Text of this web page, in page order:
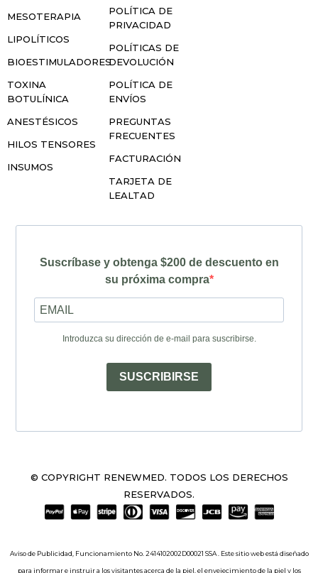
MESOTERAPIA
LIPOLÍTICOS
BIOESTIMULADORES
TOXINA
BOTULÍNICA
ANESTÉSICOS
HILOS TENSORES
INSUMOS
POLÍTICA DE
PRIVACIDAD
POLÍTICAS DE
DEVOLUCIÓN
POLÍTICA DE
ENVÍOS
PREGUNTAS
FRECUENTES
FACTURACIÓN
TARJETA DE
LEALTAD
Suscríbase y obtenga $200 de descuento en
su próxima compra
Introduzca su dirección de e-mail para suscribirse.
SUSCRIBIRSE
© COPYRIGHT RENEWMED. TODOS LOS DERECHOS
RESERVADOS.
Aviso de Publicidad, Funcionamiento No. 2414102002D00021 SSA . Este sitio web está diseñado
para informar e instruir a los visitantes acerca de la piel, el envejecimiento de la piel y los